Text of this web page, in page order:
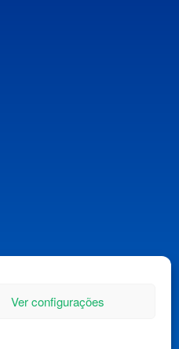
Ver configurações